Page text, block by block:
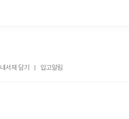
내서재 담기 입고알림